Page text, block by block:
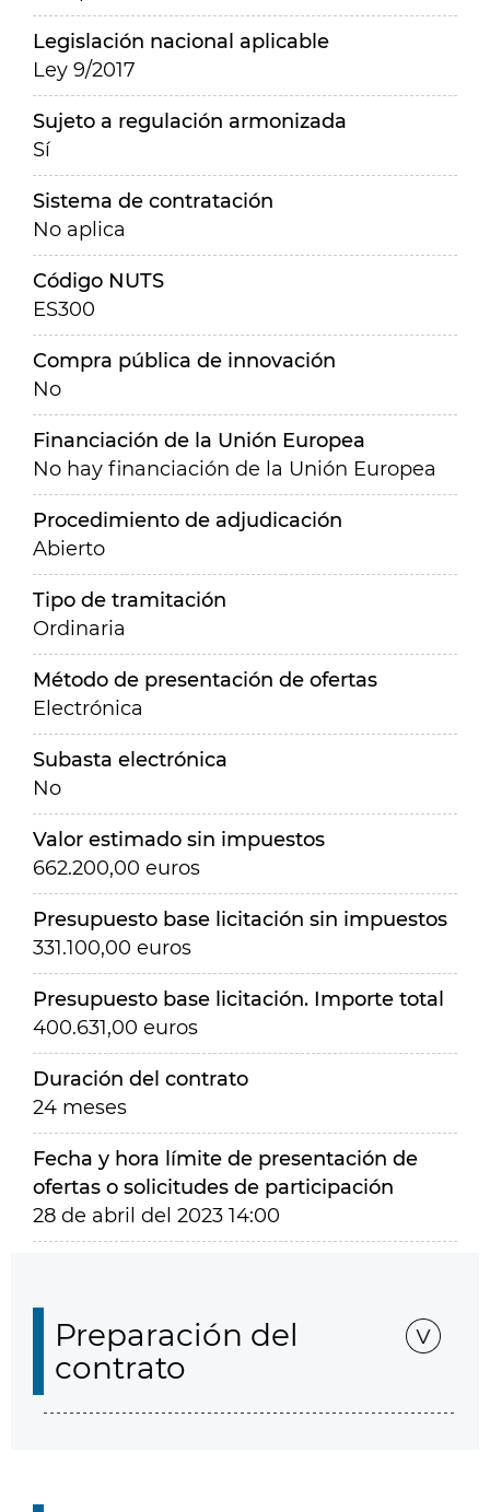
Legislación nacional aplicable
Ley 9/2017
Sujeto a regulación armonizada
Sí
Sistema de contratación
No aplica
Código NUTS
ES300
Compra pública de innovación
No
Financiación de la Unión Europea
No hay financiación de la Unión Europea
Procedimiento de adjudicación
Abierto
Tipo de tramitación
Ordinaria
Método de presentación de ofertas
Electrónica
Subasta electrónica
No
Valor estimado sin impuestos
662.200,00 euros
Presupuesto base licitación sin impuestos
331.100,00 euros
Presupuesto base licitación. Importe total
400.631,00 euros
Duración del contrato
24 meses
Fecha y hora límite de presentación de
ofertas o solicitudes de participación
28 de abril del 2023 14:00
Preparación del
contrato